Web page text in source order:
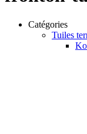
Catégories
Tuiles